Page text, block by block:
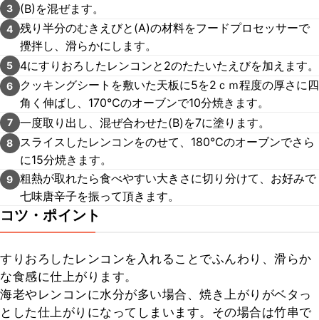
3 (B)を混ぜます。
4 残り半分のむきえびと(A)の材料をフードプロセッサーで
攪拌し、滑らかにします。
5 4にすりおろしたレンコンと2のたたいたえびを加えます。
6
クッキングシートを敷いた天板に5を2ｃｍ程度の厚さに四
角く伸ばし、170℃のオーブンで10分焼きます。
7 一度取り出し、混ぜ合わせた(B)を7に塗ります。
8
スライスしたレンコンをのせて、180℃のオーブンでさら
に15分焼きます。
9 粗熱が取れたら食べやすい大きさに切り分けて、お好みで
七味唐辛子を振って頂きます。
コツ・ポイント
すりおろしたレンコンを入れることでふんわり、滑らか
な食感に仕上がります。
海老やレンコンに水分が多い場合、焼き上がりがベタっ
とした仕上がりになってしまいます。その場合は竹串で